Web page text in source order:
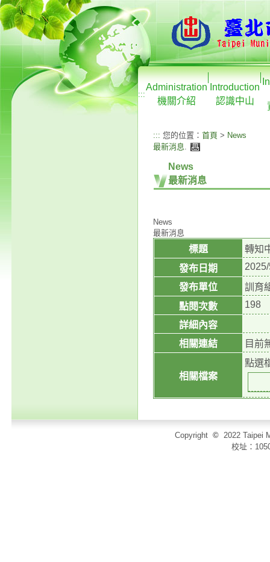
:::
Administration
機關介紹
Introduction
認識中山
::: 您的位置： 首頁 > News
最新消息.
News
最新消息
News
最新消息
標題
轉知
發布日期
發布單位
訓育
點閱次數
198
詳細內容
相關連結
目前
相關檔案
點選
Copyright © 2022 Taipei
校址：